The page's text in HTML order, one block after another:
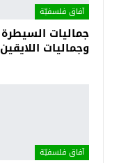
آفاق فلسفيّة‎
جماليات السيطرة
وجماليات اللايقين
آفاق فلسفيّة‎